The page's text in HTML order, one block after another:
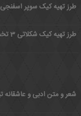
طرز تهیه کیک سوپر اسفنجی
طرز تهیه کیک شکلاتی 3 تخم مرغی